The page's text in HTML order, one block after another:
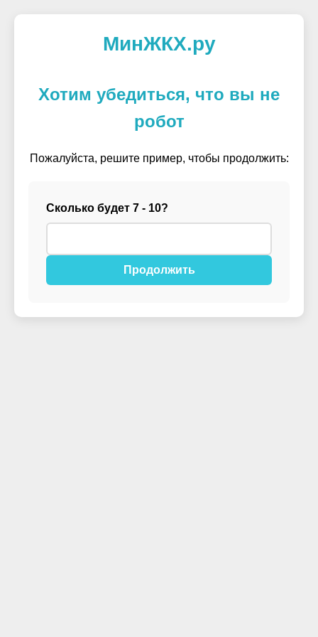
МинЖКХ.ру
Хотим убедиться, что вы не
робот
Пожалуйста, решите пример, чтобы продолжить:
Сколько будет 7 - 10?
Продолжить